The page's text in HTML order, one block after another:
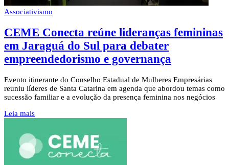
Associativismo
CEME Conecta reúne lideranças femininas
em Jaraguá do Sul para debater
empreendedorismo e governança
Evento itinerante do Conselho Estadual de Mulheres Empresárias
reuniu líderes de Santa Catarina em agenda que abordou temas como
sucessão familiar e a evolução da presença feminina nos negócios
Leia mais